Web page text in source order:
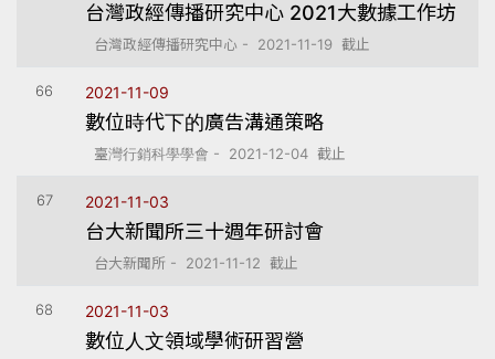
台灣政經傳播研究中心 2021大數據工作坊
台灣政經傳播研究中心 - 2021-11-19 截止
66 2021-11-09
數位時代下的廣告溝通策略
臺灣行銷科學學會 - 2021-12-04 截止
67 2021-11-03
台大新聞所三十週年研討會
台大新聞所 - 2021-11-12 截止
68 2021-11-03
數位人文領域學術研習營